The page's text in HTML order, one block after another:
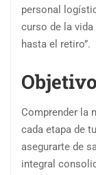
personal
curso de la
hasta el retiro”.
Comprender la
cada etapa de
asegurarte de
integral